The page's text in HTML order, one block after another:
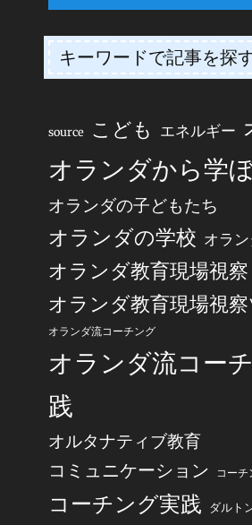
キーワードで記事を探
source こども エネルギー
オランダから学
オランダの子どもたち
オランダの学校 オラ
オランダ教育現場視察
オランダ教育現場視
オランダ流コーチング
オランダ流コー
践
オルタナティブ教育
コミュニケーション コーチ
コーチング実践 ダルト